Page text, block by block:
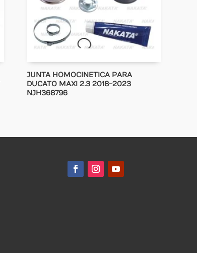
JUNTA HOMOCINETICA PARA
DUCATO MAXI 2.3 2018-2023
NJH368796